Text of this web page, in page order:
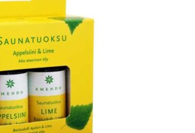
être
choisies
sur
la
page
du
produit
Les
options
peuvent
être
choisies
sur
la
page